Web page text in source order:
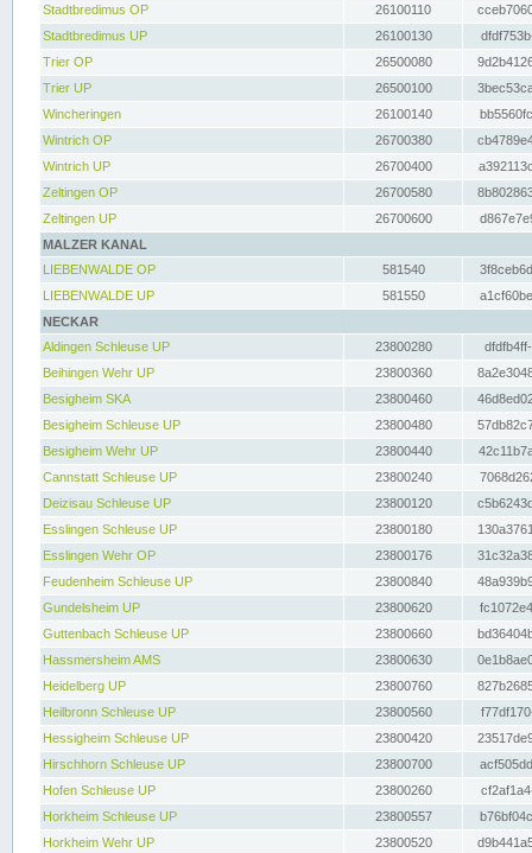
Stadtbredimus OP
26100110
Stadtbredimus UP
26100130
Trier OP
26500080
Trier UP
26500100
Wincheringen
26100140
Wintrich OP
26700380
Wintrich UP
26700400
Zeltingen OP
26700580
Zeltingen UP
26700600
MALZER KANAL
LIEBENWALDE OP
581540
LIEBENWALDE UP
581550
NECKAR
Aldingen Schleuse UP
23800280
Beihingen Wehr UP
23800360
Besigheim SKA
23800460
Besigheim Schleuse UP
23800480
Besigheim Wehr UP
23800440
Cannstatt Schleuse UP
23800240
Deizisau Schleuse UP
23800120
Esslingen Schleuse UP
23800180
Esslingen Wehr OP
23800176
Feudenheim Schleuse UP
23800840
Gundelsheim UP
23800620
Guttenbach Schleuse UP
23800660
Hassmersheim AMS
23800630
Heidelberg UP
23800760
Heilbronn Schleuse UP
23800560
Hessigheim Schleuse UP
23800420
Hirschhorn Schleuse UP
23800700
Hofen Schleuse UP
23800260
Horkheim Schleuse UP
23800557
Horkheim Wehr UP
23800520